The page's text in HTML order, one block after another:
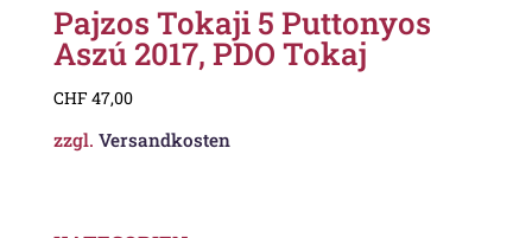
Pajzos Tokaji 5 Puttonyos
Aszú 2017, PDO Tokaj
CHF 47,00
zzgl. Versandkosten